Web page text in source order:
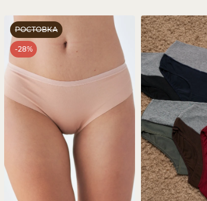
РОСТОВКА
-28%